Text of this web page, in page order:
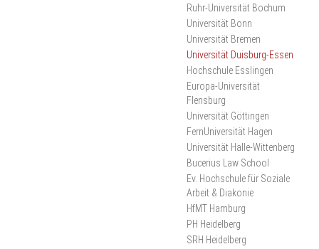
Dokumentation der
Netzwerkveranstaltung
2024
Dokumentation der
Netzwerkveranstaltung
2025
Ruhr-Universität Bochum
Universität Bonn
Universität Bremen
Universität Duisburg-Essen
Hochschule Esslingen
Europa-Universität
Flensburg
Universität Göttingen
FernUniversität Hagen
Universität Halle-Wittenberg
Bucerius Law School
Ev. Hochschule für Soziale
Arbeit & Diakonie
HfMT Hamburg
PH Heidelberg
SRH Heidelberg